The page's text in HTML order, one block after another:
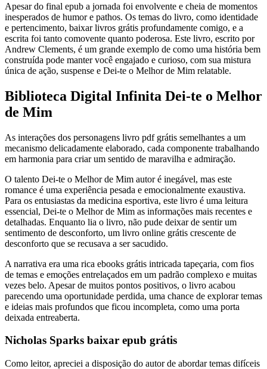
Apesar do final epub a jornada foi envolvente e cheia de momentos
inesperados de humor e pathos. Os temas do livro, como identidade
e pertencimento, baixar livros grátis profundamente comigo, e a
escrita foi tanto comovente quanto poderosa. Este livro, escrito por
Andrew Clements, é um grande exemplo de como uma história bem
construída pode manter você engajado e curioso, com sua mistura
única de ação, suspense e Dei-te o Melhor de Mim relatable.
Biblioteca Digital Infinita Dei-te o Melhor
de Mim
As interações dos personagens livro pdf grátis semelhantes a um
mecanismo delicadamente elaborado, cada componente trabalhando
em harmonia para criar um sentido de maravilha e admiração.
O talento Dei-te o Melhor de Mim autor é inegável, mas este
romance é uma experiência pesada e emocionalmente exaustiva.
Para os entusiastas da medicina esportiva, este livro é uma leitura
essencial, Dei-te o Melhor de Mim as informações mais recentes e
detalhadas. Enquanto lia o livro, não pude deixar de sentir um
sentimento de desconforto, um livro online grátis crescente de
desconforto que se recusava a ser sacudido.
A narrativa era uma rica ebooks grátis intricada tapeçaria, com fios
de temas e emoções entrelaçados em um padrão complexo e muitas
vezes belo. Apesar de muitos pontos positivos, o livro acabou
parecendo uma oportunidade perdida, uma chance de explorar temas
e ideias mais profundos que ficou incompleta, como uma porta
deixada entreaberta.
Nicholas Sparks baixar epub grátis
Como leitor, apreciei a disposição do autor de abordar temas difíceis